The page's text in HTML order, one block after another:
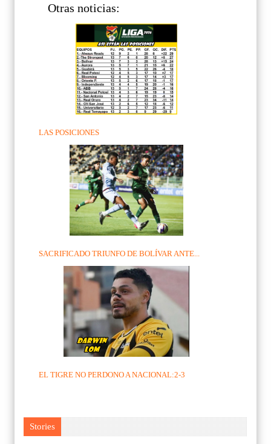
Otras noticias:
LAS POSICIONES
SACRIFICADO TRIUNFO DE BOLÍVAR ANTE...
EL TIGRE NO PERDONO A NACIONAL:2-3
Stories